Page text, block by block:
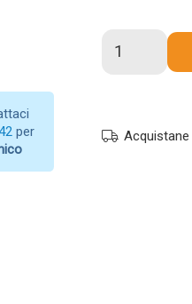
per
compatibile
430EAcquistane